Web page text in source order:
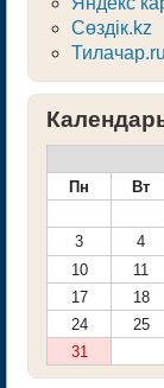
Сөздік.kz
Тилачар.ru
Пн
Вт
3
4
10
11
17
18
24
25
31